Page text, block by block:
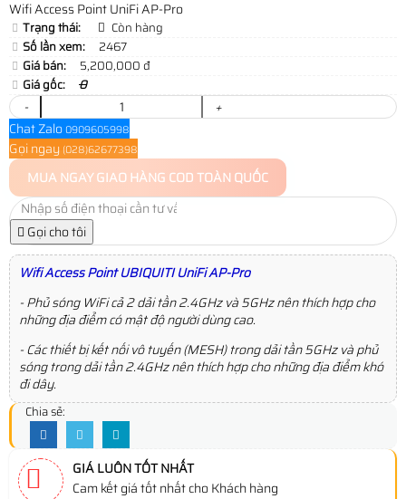
Wifi Access Point UniFi AP-Pro
Trạng thái:
Còn hàng
Số lần xem:
2467
Giá bán:
5,200,000 đ
Giá gốc:
0
-
+
Chat Zalo 0909605998
Gọi ngay (028)62677398
MUA NGAYGIAO HÀNG COD TOÀN QUỐC
Gọi cho tôi
Wifi Access Point UBIQUITI UniFi AP-Pro
- Phủ sóng WiFi cả 2 dải tần 2.4GHz và 5GHz nên thích hợp cho
những địa điểm có mật độ người dùng cao.
- Các thiết bị kết nối vô tuyến (MESH) trong dải tần 5GHz và phủ
sóng trong dải tần 2.4GHz nên thích hợp cho những địa điểm khó
đi dây.
Chia sẻ:
GIÁ LUÔN TỐT NHẤT
Cam kết giá tốt nhất cho Khách hàng